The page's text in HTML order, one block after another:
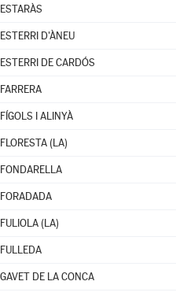
ESTARÀS
ESTERRI D'ÀNEU
ESTERRI DE CARDÓS
FARRERA
FÍGOLS I ALINYÀ
FLORESTA (LA)
FONDARELLA
FORADADA
FULIOLA (LA)
FULLEDA
GAVET DE LA CONCA